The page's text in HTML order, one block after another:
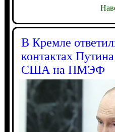
В Кремле
контактах
США на ПМЭФ